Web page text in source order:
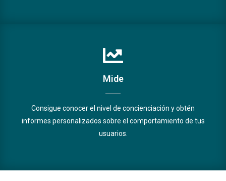
Mide
Consigue conocer el nivel de concienciación y obtén
informes personalizados sobre el comportamiento de tus
usuarios.